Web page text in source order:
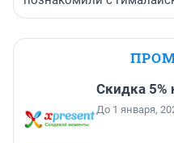
Скидка 5%
До 1 января,